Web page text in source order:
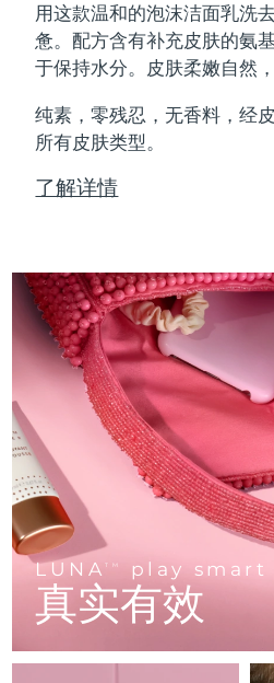
用这款温和的泡沫洁面乳洗
惫。配方含有补充皮肤的氨
于保持水分。皮肤柔嫩自然
纯素，零残忍，无香料，经
所有皮肤类型。
了解详情
LUNATM play smart
真实有效
FAQ™护肤品
All FAQ™
FAQ™产品
All anti-aging
FAQ™护肤品
All FAQ™
FAQ™产品
All LED treatments
FAQ™产品
All hair
FAQ™
All FAQ™
FAQ™
PEACH™ 2
Professional IPL
PEACH™ 2
Travel-friendly
PEACH™
Cooling IPL hair
BEAR™ 2
Microcurrent
LUNA™ 4
Firming body
痘肌护理
ESPADA™ 2
Acne treatment
ESPADA™
Concentrated
ESPADA™ 设
All acne
IRIS™ 2
Rejuvenating eye
眼部护肤
Advanced eye
眼部护理设备
All revitalizing
KIWI™
Diamond
KIWI™
Blackhead
KIWI™ 皮肤
Advanced pore
LUNA™ 4
2-in-1 LED scalp
FLIP™ play
LED light
LUNA™
For healthy hair
牙齿美白
NEW
issa™ Teeth
Dual LED + sonic
issa™ Teeth
18% PAP
更多的
护肤品
法属波利尼西亚
直布罗陀
希腊
匈牙利
冰岛
印度尼西亚
爱尔兰
马恩岛
以色列
意大利
日本